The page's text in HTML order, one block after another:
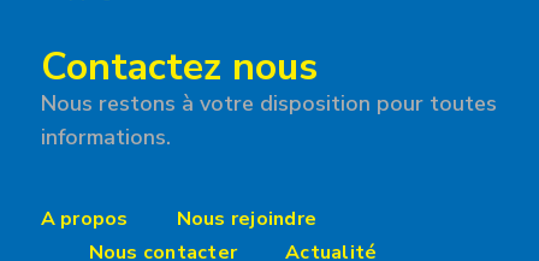
Contactez nous
Nous restons à votre disposition pour toutes
informations.
A propos
Nous rejoindre
Nous contacter
Actualité